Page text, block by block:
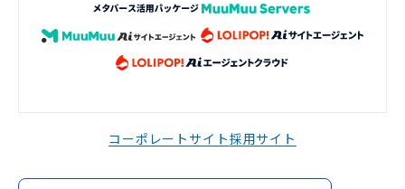
コーポレートサイト採用サイト